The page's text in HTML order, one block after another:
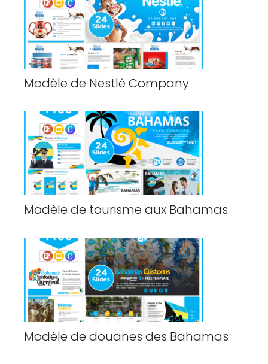
Modèle de Nestlé Company
Modèle de tourisme aux Bahamas
Modèle de douanes des Bahamas